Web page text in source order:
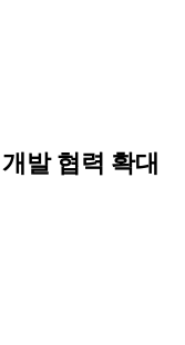
발 협력 확대